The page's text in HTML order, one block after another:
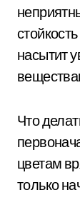
насытит
Что
цветам
только